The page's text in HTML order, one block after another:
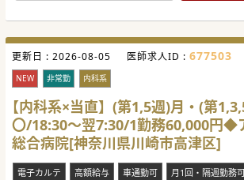
更新日 : 2026-08-05 医師求人ID : 677503
NEW 非常勤 内科系
【内科系×当直】(第1,5週)月・(第
〇/18:30～翌7:30/1勤務60,000円◆
総合病院[神奈川県川崎市高津区]
電子カルテ 高額給与 車通勤可 月1回・隔週勤務